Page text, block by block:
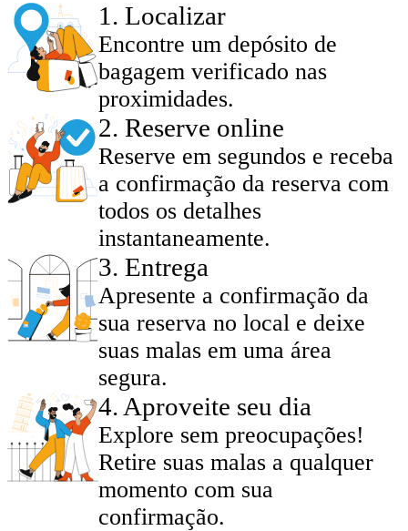
1 . Localizar
Encontre um depósito de
bagagem verificado nas
proximidades.
2. Reserve online
Reserve em segundos e receba
a confirmação da reserva com
todos os detalhes
instantaneamente.
3. Entrega
Apresente a confirmação da
sua reserva no local e deixe
suas malas em uma área
segura.
4. Aproveite seu dia
Explore sem preocupações!
Retire suas malas a qualquer
momento com sua
confirmação.